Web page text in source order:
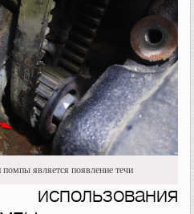
является появление течи